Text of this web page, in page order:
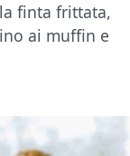
finta frittata,
ai muffin e